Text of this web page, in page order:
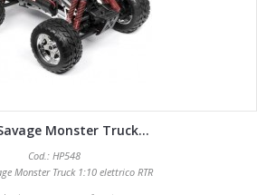
Monster Truck...
Cod.: HP548
Monster Truck 1:10 elettrico RTR